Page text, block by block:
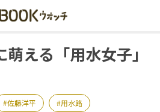
える「用水女子」
佐藤洋平 用水路